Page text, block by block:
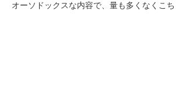
オーソドックスな内容で、量も多くなくこち